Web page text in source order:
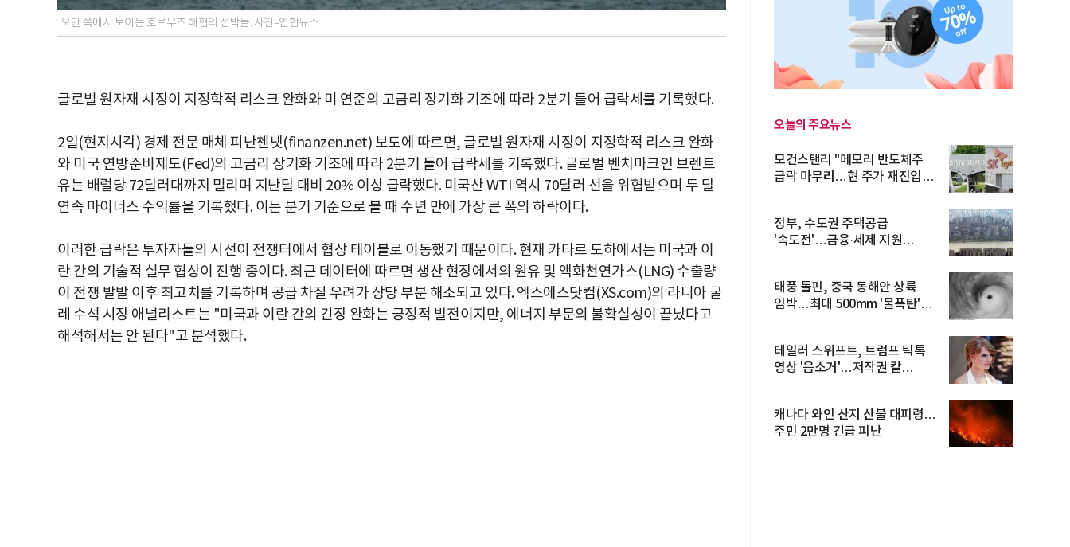
오만 쪽에서 보이는 호르무즈 해협의 선박들. 사진=연합뉴스
글로벌 원자재 시장이 지정학적 리스크 완화와 미 연준의 고금리 장기화 기조에 따라 2분기 들어 급락세를 기록했다.
2일(현지시각) 경제 전문 매체 피난첸넷(finanzen.net) 보도에 따르면, 글로벌 원자재 시장이 지정학적 리스크 완화
와 미국 연방준비제도(Fed)의 고금리 장기화 기조에 따라 2분기 들어 급락세를 기록했다. 글로벌 벤치마크인 브렌트
유는 배럴당 72달러대까지 밀리며 지난달 대비 20% 이상 급락했다. 미국산 WTI 역시 70달러 선을 위협받으며 두 달
연속 마이너스 수익률을 기록했다. 이는 분기 기준으로 볼 때 수년 만에 가장 큰 폭의 하락이다.
이러한 급락은 투자자들의 시선이 전쟁터에서 협상 테이블로 이동했기 때문이다. 현재 카타르 도하에서는 미국과 이
란 간의 기술적 실무 협상이 진행 중이다. 최근 데이터에 따르면 생산 현장에서의 원유 및 액화천연가스(LNG) 수출량
이 전쟁 발발 이후 최고치를 기록하며 공급 차질 우려가 상당 부분 해소되고 있다. 엑스에스닷컴(XS.com)의 라니아 굴
레 수석 시장 애널리스트는 "미국과 이란 간의 긴장 완화는 긍정적 발전이지만, 에너지 부문의 불확실성이 끝났다고
해석해서는 안 된다"고 분석했다.
오늘의 주요뉴스
모건스탠리 "메모리 반도체주
급락 마무리…현 주가 재진입
정부, 수도권 주택공급
'속도전'…금융·세제 지원
태풍 돌핀, 중국 동해안 상륙
임박…최대 500mm '물폭탄'
테일러 스위프트, 트럼프 틱톡
영상 '음소거'…저작권 칼
캐나다 와인 산지 산불 대피령…
주민 2만명 긴급 피난